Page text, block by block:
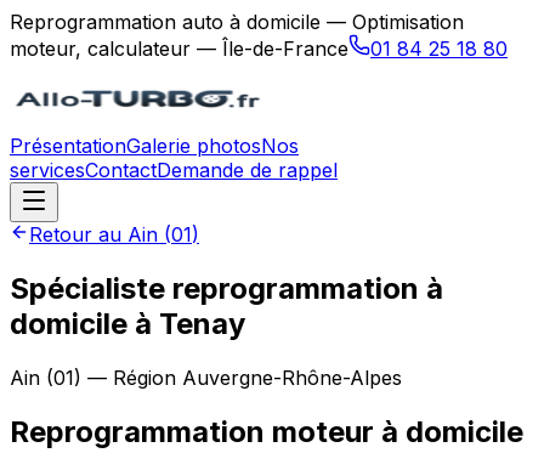
Reprogrammation auto à domicile — Optimisation
moteur, calculateur — Île-de-France
01 84 25 18 80
PrésentationGalerie photosNos
servicesContactDemande de rappel
Retour au Ain (01)
Spécialiste reprogrammation à
domicile à Tenay
Ain (01) — Région Auvergne-Rhône-Alpes
Reprogrammation moteur à domicile